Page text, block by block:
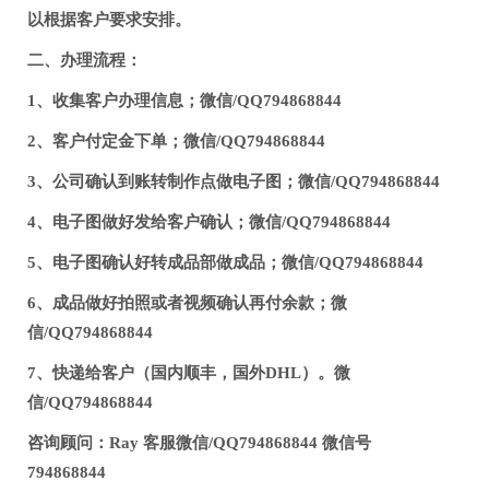
以根据客户要求安排。
二、办理流程：
1、收集客户办理信息；微信/QQ794868844
2、客户付定金下单；微信/QQ794868844
3、公司确认到账转制作点做电子图；微信/QQ794868844
4、电子图做好发给客户确认；微信/QQ794868844
5、电子图确认好转成品部做成品；微信/QQ794868844
6、成品做好拍照或者视频确认再付余款；微
信/QQ794868844
7、快递给客户（国内顺丰，国外DHL）。微
信/QQ794868844
咨询顾问：Ray 客服微信/QQ794868844 微信号
794868844